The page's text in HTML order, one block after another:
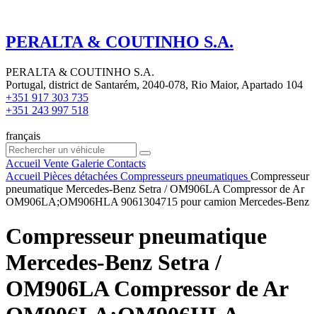
PERALTA & COUTINHO S.A.
PERALTA & COUTINHO S.A.
Portugal, district de Santarém, 2040-078, Rio Maior, Apartado 104
+351 917 303 735
+351 243 997 518
français
Accueil Vente Galerie Contacts
Accueil Pièces détachées Compresseurs pneumatiques Compresseur
pneumatique Mercedes-Benz Setra / OM906LA Compressor de Ar
OM906LA;OM906HLA 9061304715 pour camion Mercedes-Benz
Compresseur pneumatique
Mercedes-Benz Setra /
OM906LA Compressor de Ar